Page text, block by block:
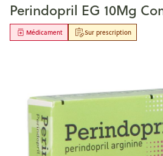
Perindopril EG 10Mg
Sur prescription
Médicament